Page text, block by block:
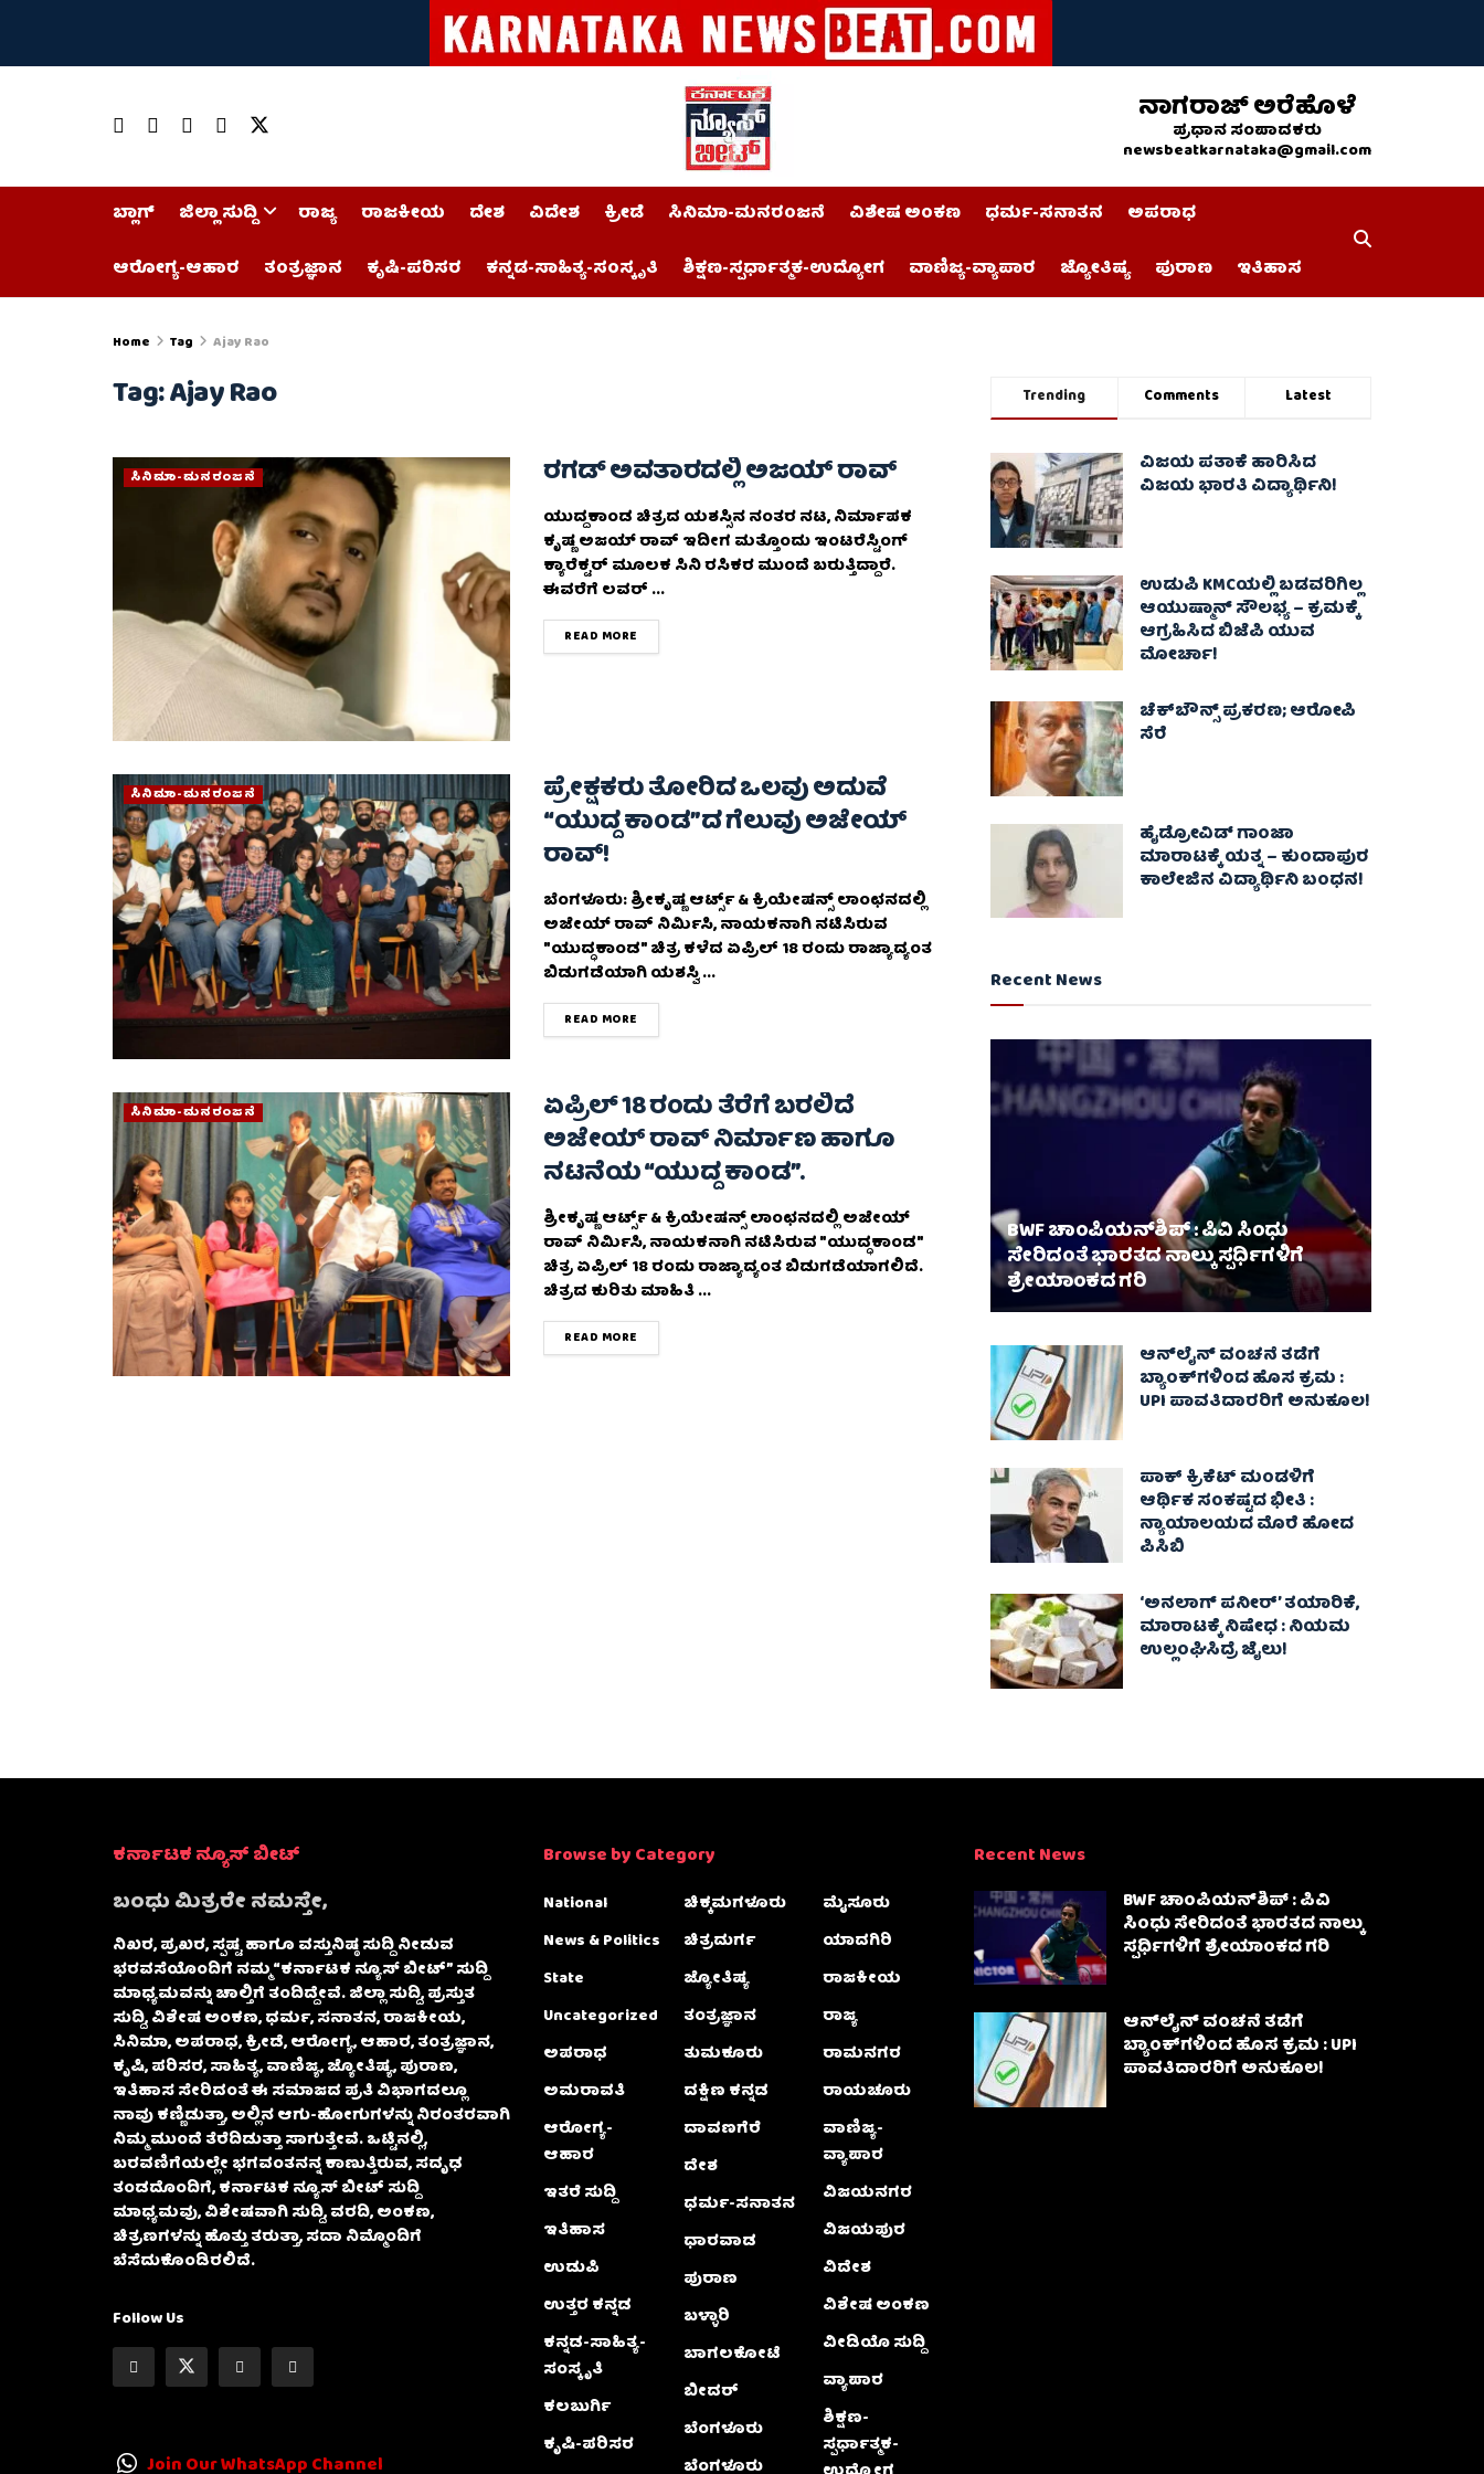
ನಾಗರಾಜ್ ಅರೆಹೊಳೆ
ಪ್ರಧಾನ ಸಂಪಾದಕರು
newsbeatkarnataka@gmail.com
ಬ್ಲಾಗ್ ಜಿಲ್ಲಾ ಸುದ್ದಿ ರಾಜ್ಯ ರಾಜಕೀಯ ದೇಶ ವಿದೇಶ ಕ್ರೀಡೆ ಸಿನಿಮಾ-ಮನರಂಜನೆ ವಿಶೇಷ ಅಂಕಣ ಧರ್ಮ-ಸನಾತನ
ಅಪರಾಧ
ಆರೋಗ್ಯ-ಆಹಾರ
ತಂತ್ರಜ್ಞಾನ ಕೃಷಿ-ಪರಿಸರ ಕನ್ನಡ-ಸಾಹಿತ್ಯ-ಸಂಸ್ಕೃತಿ ಶಿಕ್ಷಣ-ಸ್ಪರ್ಧಾತ್ಮಕ-ಉದ್ಯೋಗ ವಾಣಿಜ್ಯ-ವ್ಯಾಪಾರ ಜ್ಯೋತಿಷ್ಯ ಪುರಾಣ ಇತಿಹಾಸ
Home Tag Ajay Rao
Tag:Ajay Rao
ಸಿನಿಮಾ-ಮನರಂಜನೆ ರಗಡ್ ಅವತಾರದಲ್ಲಿ ಅಜಯ್‌ ರಾವ್‌
ಯುದ್ದಕಾಂಡ ಚಿತ್ರದ ಯಶಸ್ಸಿನ ನಂತರ ನಟ, ನಿರ್ಮಾಪಕ
ಕೃಷ್ಣ ಅಜಯ್ ರಾವ್ ಇದೀಗ ಮತ್ತೊಂದು ಇಂಟರೆಸ್ಟಿಂಗ್
ಕ್ಯಾರೆಕ್ಟರ್ ಮೂಲಕ ಸಿನಿ ರಸಿಕರ ಮುಂದೆ ಬರುತ್ತಿದ್ದಾರೆ.
ಈವರೆಗೆ ಲವರ್ ...
READ MORE
ಸಿನಿಮಾ-ಮನರಂಜನೆ ಪ್ರೇಕ್ಷಕರು ತೋರಿದ ಒಲವು ಅದುವೆ
“ಯುದ್ದ ಕಾಂಡ”ದ ಗೆಲುವು ಅಜೇಯ್
ರಾವ್!
ಬೆಂಗಳೂರು: ಶ್ರೀಕೃಷ್ಣ ಆರ್ಟ್ಸ್ & ಕ್ರಿಯೇಷನ್ಸ್ ಲಾಂಛನದಲ್ಲಿ
ಅಜೇಯ್ ರಾವ್ ನಿರ್ಮಿಸಿ, ನಾಯಕನಾಗಿ ನಟಿಸಿರುವ
"ಯುದ್ಧಕಾಂಡ" ಚಿತ್ರ ಕಳೆದ ಏಪ್ರಿಲ್ 18 ರಂದು ರಾಜ್ಯಾದ್ಯಂತ
ಬಿಡುಗಡೆಯಾಗಿ ಯಶಸ್ವಿ ...
READ MORE
ಸಿನಿಮಾ-ಮನರಂಜನೆ ಏಪ್ರಿಲ್ 18 ರಂದು ತೆರೆಗೆ ಬರಲಿದೆ
ಅಜೇಯ್ ರಾವ್ ನಿರ್ಮಾಣ ಹಾಗೂ
ನಟನೆಯ “ಯುದ್ದ ಕಾಂಡ”.
ಶ್ರೀಕೃಷ್ಣ ಆರ್ಟ್ಸ್ & ಕ್ರಿಯೇಷನ್ಸ್ ಲಾಂಛನದಲ್ಲಿ ಅಜೇಯ್
ರಾವ್ ನಿರ್ಮಿಸಿ, ನಾಯಕನಾಗಿ ನಟಿಸಿರುವ "ಯುದ್ಧಕಾಂಡ"
ಚಿತ್ರ ಏಪ್ರಿಲ್ 18 ರಂದು ರಾಜ್ಯಾದ್ಯಂತ ಬಿಡುಗಡೆಯಾಗಲಿದೆ.
ಚಿತ್ರದ ಕುರಿತು ಮಾಹಿತಿ ...
READ MORE
Trending Comments Latest
ವಿಜಯ ಪತಾಕೆ ಹಾರಿಸಿದ
ವಿಜಯ ಭಾರತಿ ವಿದ್ಯಾರ್ಥಿನಿ!
ಉಡುಪಿ KMCಯಲ್ಲಿ ಬಡವರಿಗಿಲ್ಲ
ಆಯುಷ್ಮಾನ್ ಸೌಲಭ್ಯ – ಕ್ರಮಕ್ಕೆ
ಆಗ್ರಹಿಸಿದ ಬಿಜೆಪಿ ಯುವ
ಮೋರ್ಚಾ!
ಚೆಕ್​ಬೌನ್ಸ್​ ಪ್ರಕರಣ; ಆರೋಪಿ
ಸೆರೆ
ಹೈಡ್ರೋವಿಡ್ ಗಾಂಜಾ
ಮಾರಾಟಕ್ಕೆ ಯತ್ನ – ಕುಂದಾಪುರ
ಕಾಲೇಜಿನ ವಿದ್ಯಾರ್ಥಿನಿ ಬಂಧನ!
Recent News
BWF ಚಾಂಪಿಯನ್‌ಶಿಪ್ : ಪಿವಿ ಸಿಂಧು
ಸೇರಿದಂತೆ ಭಾರತದ ನಾಲ್ಕು ಸ್ಪರ್ಧಿಗಳಿಗೆ
ಶ್ರೇಯಾಂಕದ ಗರಿ
ಆನ್‌ಲೈನ್ ವಂಚನೆ ತಡೆಗೆ
ಬ್ಯಾಂಕ್‌ಗಳಿಂದ ಹೊಸ ಕ್ರಮ :
UPI ಪಾವತಿದಾರರಿಗೆ ಅನುಕೂಲ!
ಪಾಕ್‌ ಕ್ರಿಕೆಟ್ ಮಂಡಳಿಗೆ
ಆರ್ಥಿಕ ಸಂಕಷ್ಟದ ಭೀತಿ :
ನ್ಯಾಯಾಲಯದ ಮೊರೆ ಹೋದ
ಪಿಸಿಬಿ
‘ಅನಲಾಗ್ ಪನೀರ್’ ತಯಾರಿಕೆ,
ಮಾರಾಟಕ್ಕೆ ನಿಷೇಧ : ನಿಯಮ
ಉಲ್ಲಂಘಿಸಿದ್ರೆ ಜೈಲು!
ಕರ್ನಾಟಕ ನ್ಯೂಸ್ ಬೀಟ್
ಬಂಧು ಮಿತ್ರರೇ ನಮಸ್ತೇ,
ನಿಖರ, ಪ್ರಖರ, ಸ್ಪಷ್ಟ ಹಾಗೂ ವಸ್ತುನಿಷ್ಠ ಸುದ್ದಿ ನೀಡುವ
ಭರವಸೆಯೊಂದಿಗೆ ನಮ್ಮ “ಕರ್ನಾಟಕ ನ್ಯೂಸ್ ಬೀಟ್” ಸುದ್ದಿ
ಮಾಧ್ಯಮವನ್ನು ಚಾಲ್ತಿಗೆ ತಂದಿದ್ದೇವೆ. ಜಿಲ್ಲಾ ಸುದ್ದಿ, ಪ್ರಸ್ತುತ
ಸುದ್ದಿ, ವಿಶೇಷ ಅಂಕಣ, ಧರ್ಮ, ಸನಾತನ, ರಾಜಕೀಯ,
ಸಿನಿಮಾ, ಅಪರಾಧ, ಕ್ರೀಡೆ, ಆರೋಗ್ಯ, ಆಹಾರ, ತಂತ್ರಜ್ಞಾನ,
ಕೃಷಿ, ಪರಿಸರ, ಸಾಹಿತ್ಯ, ವಾಣಿಜ್ಯ, ಜ್ಯೋತಿಷ್ಯ, ಪುರಾಣ,
ಇತಿಹಾಸ ಸೇರಿದಂತೆ ಈ ಸಮಾಜದ ಪ್ರತಿ ವಿಭಾಗದಲ್ಲೂ
ನಾವು ಕಣ್ಣಿಡುತ್ತಾ, ಅಲ್ಲಿನ ಆಗು-ಹೋಗುಗಳನ್ನು ನಿರಂತರವಾಗಿ
ನಿಮ್ಮ ಮುಂದೆ ತೆರೆದಿಡುತ್ತಾ ಸಾಗುತ್ತೇವೆ. ಒಟ್ಟಿನಲ್ಲಿ,
ಬರವಣಿಗೆಯಲ್ಲೇ ಭಗವಂತನನ್ನ ಕಾಣುತ್ತಿರುವ, ಸದೃಢ
ತಂಡದೊಂದಿಗೆ, ಕರ್ನಾಟಕ ನ್ಯೂಸ್ ಬೀಟ್ ಸುದ್ದಿ
ಮಾಧ್ಯಮವು, ವಿಶೇಷವಾಗಿ ಸುದ್ದಿ, ವರದಿ, ಅಂಕಣ,
ಚಿತ್ರಣಗಳನ್ನು ಹೊತ್ತು ತರುತ್ತಾ, ಸದಾ ನಿಮ್ಮೊಂದಿಗೆ
ಬೆಸೆದುಕೊಂಡಿರಲಿದೆ.
Follow Us
Join Our WhatsApp Channel
Browse by Category
National
News & Politics
State
Uncategorized
ಅಪರಾಧ
ಅಮರಾವತಿ
ಆರೋಗ್ಯ-
ಆಹಾರ
ಇತರೆ ಸುದ್ದಿ
ಇತಿಹಾಸ
ಉಡುಪಿ
ಉತ್ತರ ಕನ್ನಡ
ಕನ್ನಡ-ಸಾಹಿತ್ಯ-
ಸಂಸ್ಕೃತಿ
ಕಲಬುರ್ಗಿ
ಕೃಷಿ-ಪರಿಸರ
ಚಿಕ್ಕಮಗಳೂರು
ಚಿತ್ರದುರ್ಗ
ಜ್ಯೋತಿಷ್ಯ
ತಂತ್ರಜ್ಞಾನ
ತುಮಕೂರು
ದಕ್ಷಿಣ ಕನ್ನಡ
ದಾವಣಗೆರೆ
ದೇಶ
ಧರ್ಮ-ಸನಾತನ
ಧಾರವಾಡ
ಪುರಾಣ
ಬಳ್ಳಾರಿ
ಬಾಗಲಕೋಟೆ
ಬೀದರ್
ಬೆಂಗಳೂರು
ಬೆಂಗಳೂರು
ಮೈಸೂರು
ಯಾದಗಿರಿ
ರಾಜಕೀಯ
ರಾಜ್ಯ
ರಾಮನಗರ
ರಾಯಚೂರು
ವಾಣಿಜ್ಯ-
ವ್ಯಾಪಾರ
ವಿಜಯನಗರ
ವಿಜಯಪುರ
ವಿದೇಶ
ವಿಶೇಷ ಅಂಕಣ
ವೀಡಿಯೊ ಸುದ್ದಿ
ವ್ಯಾಪಾರ
ಶಿಕ್ಷಣ-
ಸ್ಪರ್ಧಾತ್ಮಕ-
Recent News
BWF ಚಾಂಪಿಯನ್‌ಶಿಪ್ : ಪಿವಿ
ಸಿಂಧು ಸೇರಿದಂತೆ ಭಾರತದ ನಾಲ್ಕು
ಸ್ಪರ್ಧಿಗಳಿಗೆ ಶ್ರೇಯಾಂಕದ ಗರಿ
ಆನ್‌ಲೈನ್ ವಂಚನೆ ತಡೆಗೆ
ಬ್ಯಾಂಕ್‌ಗಳಿಂದ ಹೊಸ ಕ್ರಮ : UPI
ಪಾವತಿದಾರರಿಗೆ ಅನುಕೂಲ!